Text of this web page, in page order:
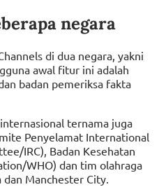
negara
di dua negara, yakni
awal fitur ini adalah
badan pemeriksa fakta
ternama juga
Penyelamat International
IRC), Badan Kesehatan
WHO) dan tim olahraga
Manchester City.